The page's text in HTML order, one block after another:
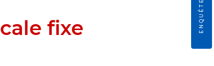
fixe
ENQUÊTE